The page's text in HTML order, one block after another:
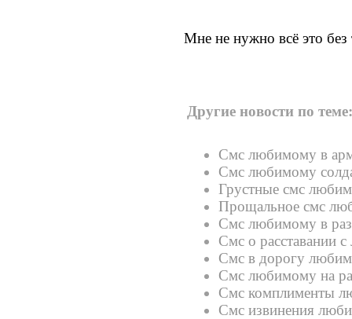
Мне не нужно всё это без
Другие новости по теме:
Смс любимому в
Смс любимому
Грустные смс
Прощальное смс
Смс любимому в
Смс о расставании
Смс в дорогу
Смс любимому на
Смс комплименты
Смс извинения